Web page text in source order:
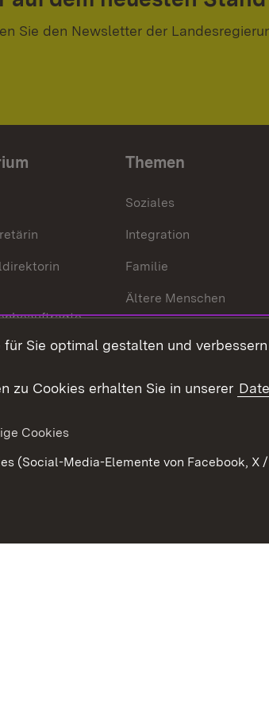
Sie den Newsletter der
Themen
Soziales
Integration
Familie
Ältere Menschen
Behinderungen
Bürgerengagement
für Sie optimal gestalten und
zu Cookies erhalten Sie in unserer
Cookies
(Social-Media-Elemente von Facebook,